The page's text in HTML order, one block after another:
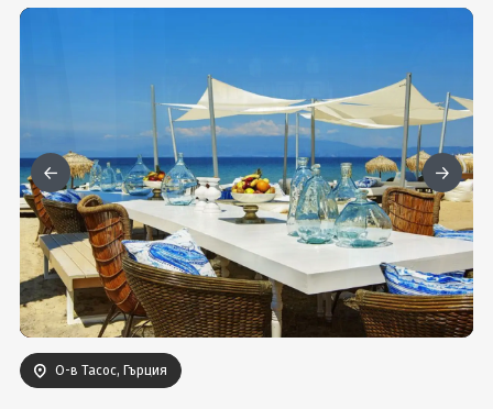
Море
Турция
Гърция
Услуги
Вход
О-в Тасос, Гърция